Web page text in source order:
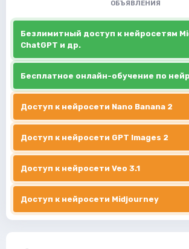
ОБЪЯВЛЕНИЯ
Безлимитный доступ к нейросетям
ChatGPT и др.
Бесплатное онлайн-обучение по
Доступ к нейросети Nano Banana 2
Доступ к нейросети GPT Images 2
Доступ к нейросети Veo 3.1
Доступ к нейросети Midjourney